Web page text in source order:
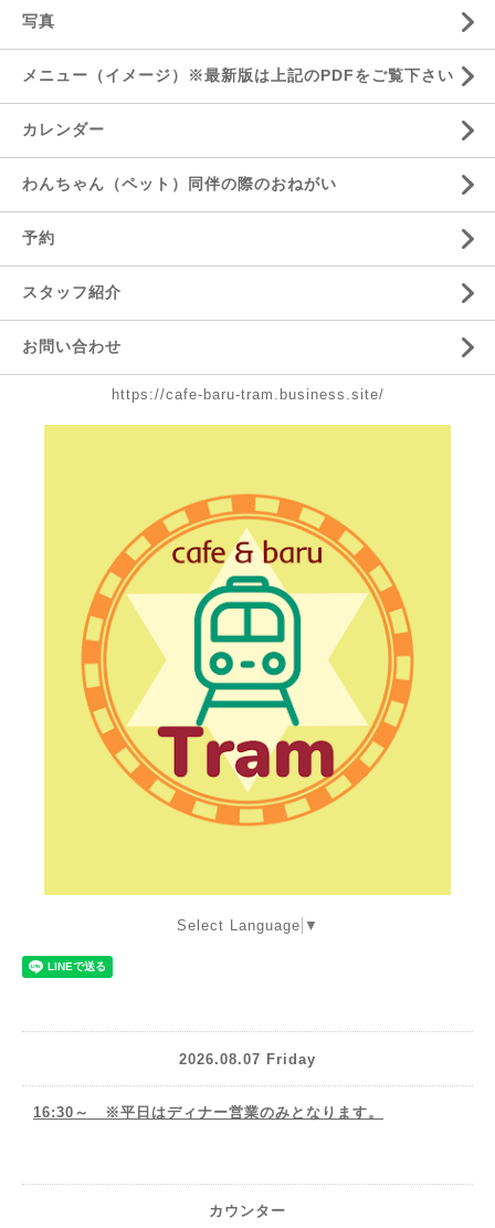
写真
メニュー（イメージ）※最新版は上記のPDFをご覧下さい
カレンダー
わんちゃん（ペット）同伴の際のおねがい
予約
スタッフ紹介
お問い合わせ
https://cafe-baru-tram.business.site/
Select Language ▼
2026.08.07 Friday
16:30～ ※平日はディナー営業のみとなります。
カウンター